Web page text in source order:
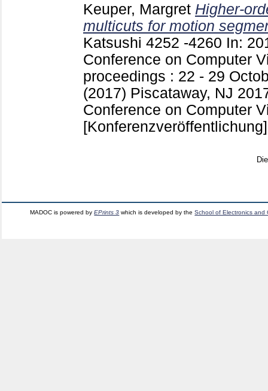
Keuper, Margret Higher-
multicuts for motion
Katsushi 4252 -4260 In:
Conference on Computer
proceedings : 22 - 29
(2017) Piscataway, NJ
Conference on Computer
[Konferenzveröffentlichung]
MADOC is powered byEPrints 3 which is developed by theSchool of Electronics and